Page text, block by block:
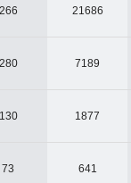
21686
7189
1877
73 641